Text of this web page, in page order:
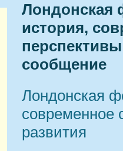
Лондонская
история,
сообщение
Лондонская
современное
развития